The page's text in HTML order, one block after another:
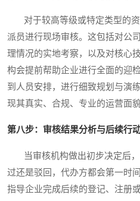
对于较高等级或特定类型的资
派员进行现场审核。这包括对公
理情况的实地考察，以及对核心
构会提前帮助企业进行全面的迎
到人员安排，进行细致规划与演
现其真实、合规、专业的运营面
第八步：审核结果分析与后续行
当审核机构做出初步决定后，
过还是驳回，代办方都会第一时
指导企业完成后续的登记、注册